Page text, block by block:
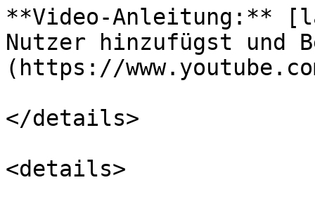
**Video-Anleitung:**
Nutzer hinzufügst und
(https://
</details>
<details>